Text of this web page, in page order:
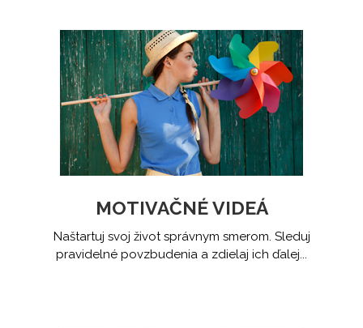
MOTIVAČNÉ VIDEÁ
Naštartuj svoj život správnym smerom. Sleduj
pravidelné povzbudenia a zdielaj ich ďalej...